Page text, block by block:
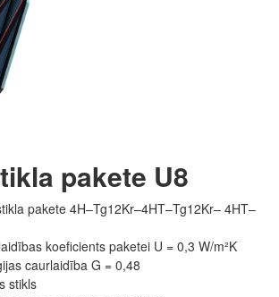
pakete U8
pakete 4H–Tg12Kr–4HT–Tg12Kr– 4HT–
koeficients paketei U = 0,3 W/m²K
caurlaidība G = 0,48
stikls